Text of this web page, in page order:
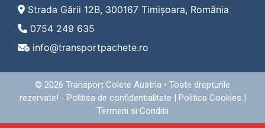
Transport Colete Deta Freistadt
Transport Colete Deta Friesach
Transport Colete Deta Frohnleiten
Transport Colete Deta Gallneukirchen
Transport Colete Deta Gänserndorf
Transport Colete Deta Geras
Transport Colete Deta Gerasdorf bei Wien
Transport Colete Deta Gföhl
Strada Gării 12B, 300167 Timișoara, România
0754 249 635
info@transportpachete.ro
© 2026 Transport Colete Austria • Toate drepturile
rezervate! - Politica de confidentialitate | Politica Cookies |
Termeni si Conditii